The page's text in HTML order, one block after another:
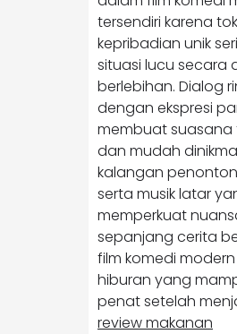
tersendiri karena
kepribadian unik
situasi lucu secara
berlebihan. Dialog
dengan ekspresi
membuat suasana
dan mudah
kalangan
serta musik latar
memperkuat
sepanjang cerita
film komedi
hiburan yang
penat setelah
review makanan